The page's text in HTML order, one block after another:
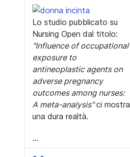
Lo studio pubblicato su
Nursing Open dal titolo:
"Influence of occupational
exposure to
antineoplastic agents on
adverse pregnancy
outcomes among nurses:
A meta-analysis" ci mostra
una dura realtà.
...